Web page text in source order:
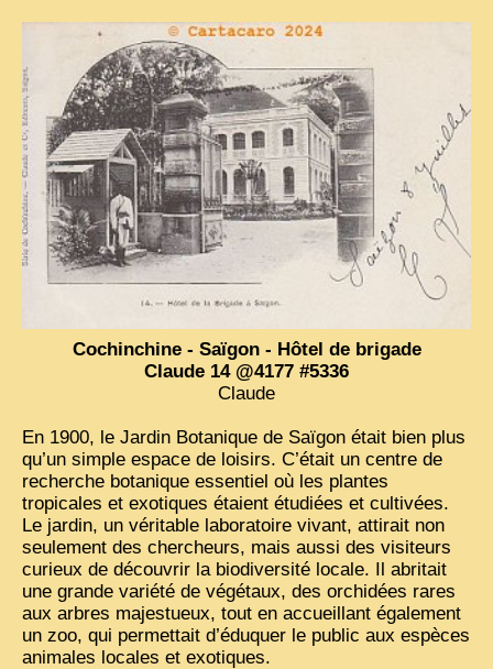
Cochinchine - Saïgon - Hôtel de brigade
Claude 14 @4177 #5336
Claude
En 1900, le Jardin Botanique de Saïgon était bien plus
qu’un simple espace de loisirs. C’était un centre de
recherche botanique essentiel où les plantes
tropicales et exotiques étaient étudiées et cultivées.
Le jardin, un véritable laboratoire vivant, attirait non
seulement des chercheurs, mais aussi des visiteurs
curieux de découvrir la biodiversité locale. Il abritait
une grande variété de végétaux, des orchidées rares
aux arbres majestueux, tout en accueillant également
un zoo, qui permettait d’éduquer le public aux espèces
animales locales et exotiques.